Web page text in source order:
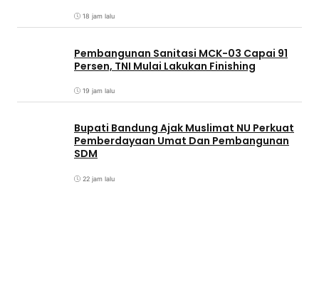
18 jam lalu
Pembangunan Sanitasi MCK-03 Capai 91
Persen, TNI Mulai Lakukan Finishing
19 jam lalu
Bupati Bandung Ajak Muslimat NU Perkuat
Pemberdayaan Umat Dan Pembangunan
SDM
22 jam lalu